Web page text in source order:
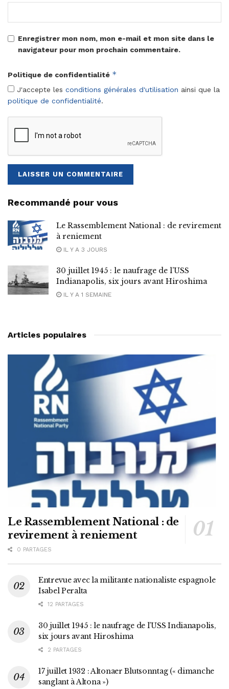
Enregistrer mon nom, mon e-mail et mon site dans le
navigateur pour mon prochain commentaire.
Politique de confidentialité *
J'accepte les conditions générales d'utilisation ainsi que la
politique de confidentialité.
Recommandé pour vous
Le Rassemblement National : de revirement
à reniement
IL Y A 3 JOURS
30 juillet 1945 : le naufrage de l’USS
Indianapolis, six jours avant Hiroshima
IL Y A 1 SEMAINE
Articles populaires
Le Rassemblement National : de
revirement à reniement
0 PARTAGES
Entrevue avec la militante nationaliste espagnole
Isabel Peralta
12 PARTAGES
30 juillet 1945 : le naufrage de l’USS Indianapolis,
six jours avant Hiroshima
2 PARTAGES
17 juillet 1932 : Altonaer Blutsonntag (« dimanche
sanglant à Altona »)